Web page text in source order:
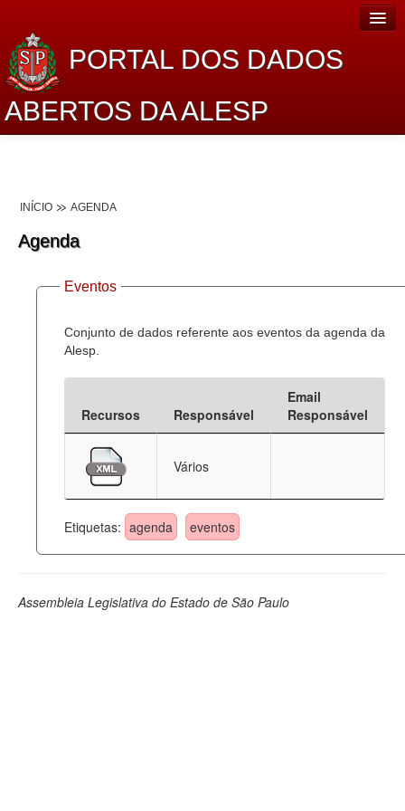
PORTAL DOS DADOS
ABERTOS DA ALESP
Lei de Acesso à Informação
Dados Governamentais Abertos
Planejamento
Catálogo de dados
Deputados Estaduais
Administração
Legislação
INÍCIO AGENDA
Agenda
Eventos
Conjunto de dados referente aos eventos da agenda da
Alesp.
Recursos Responsável
Email
Responsável
Vários
Etiquetas: agenda eventos
Assembleia Legislativa do Estado de São Paulo